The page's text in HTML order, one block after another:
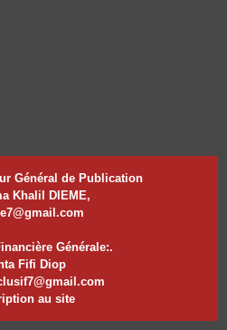
Général de Publication
Khalil DIEME,
Générale:.
Fifi Diop
au site